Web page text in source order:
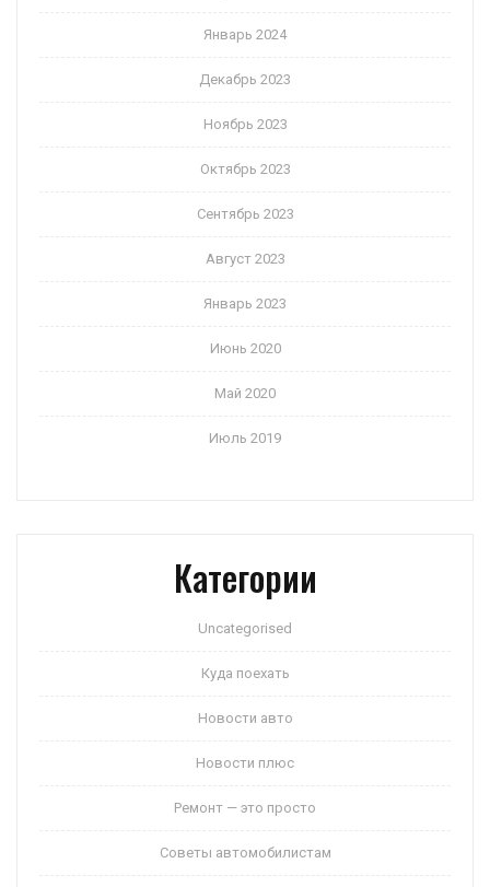
Январь 2024
Декабрь 2023
Ноябрь 2023
Октябрь 2023
Сентябрь 2023
Август 2023
Январь 2023
Июнь 2020
Май 2020
Июль 2019
Категории
Uncategorised
Куда поехать
Новости авто
Новости плюс
Ремонт — это просто
Советы автомобилистам